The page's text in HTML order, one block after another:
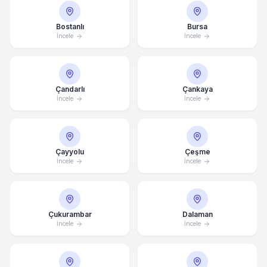
Bostanlı
İncele
Bursa
İncele
Çandarlı
İncele
Çankaya
İncele
Çayyolu
İncele
Çeşme
İncele
Çukurambar
İncele
Dalaman
İncele